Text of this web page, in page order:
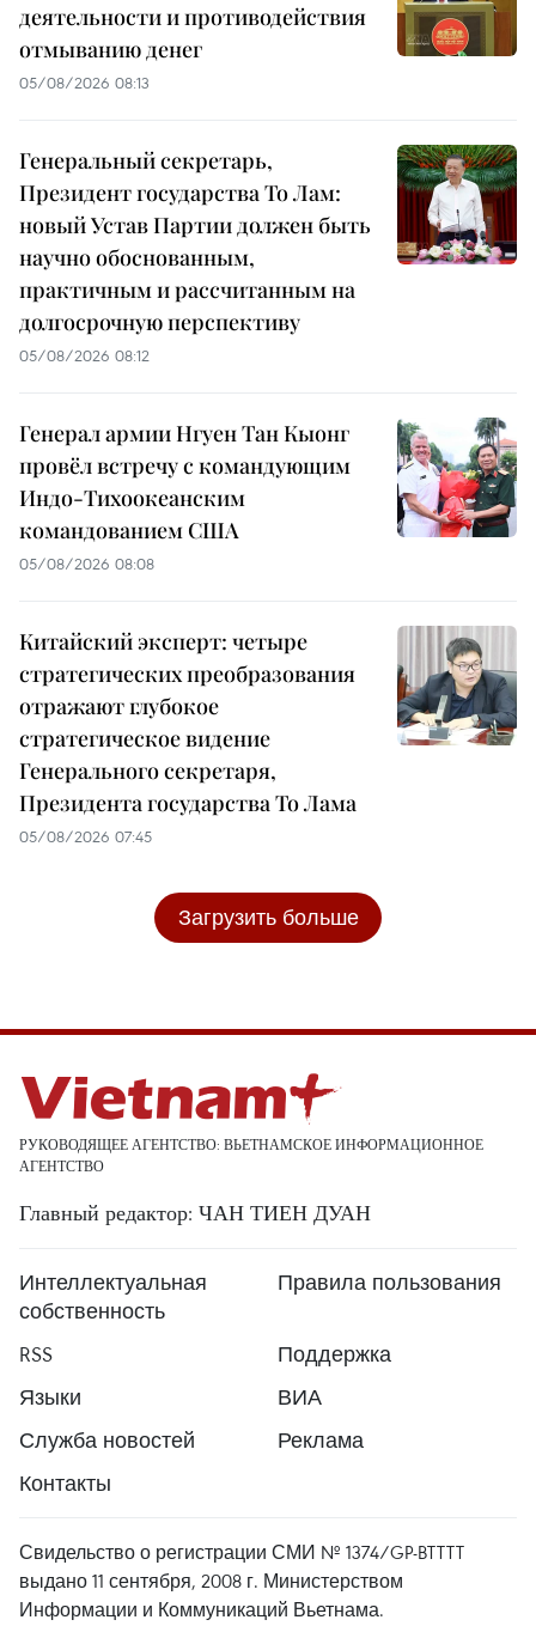
деятельности и противодействия
отмыванию денег
05/08/2026 08:13
Генеральный секретарь,
Президент государства То Лам:
новый Устав Партии должен быть
научно обоснованным,
практичным и рассчитанным на
долгосрочную перспективу
05/08/2026 08:12
Генерал армии Нгуен Тан Кыонг
провёл встречу с командующим
Индо-Тихоокеанским
командованием США
05/08/2026 08:08
Китайский эксперт: четыре
стратегических преобразования
отражают глубокое
стратегическое видение
Генерального секретаря,
Президента государства То Лама
05/08/2026 07:45
Загрузить больше
РУКОВОДЯЩЕЕ АГЕНТСТВО: ВЬЕТНАМСКОЕ ИНФОРМАЦИОННОЕ
АГЕНТСТВО
Главный редактор: ЧАН ТИЕН ДУАН
Интеллектуальная
собственность
Правила пользования
RSS
Поддержка
Языки
ВИА
Служба новостей
Реклама
Контакты
Свидельство о регистрации СМИ № 1374/GP-BTTTT
выдано 11 сентября, 2008 г. Министерством
Информации и Коммуникаций Вьетнама.